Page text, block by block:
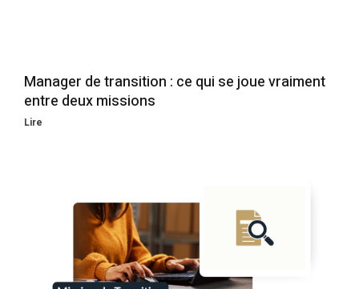
Manager de transition : ce qui se joue vraiment
entre deux missions
Lire